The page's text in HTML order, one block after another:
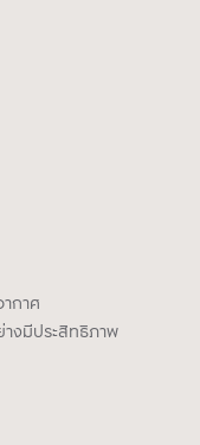
กาศ
างมีประสิทธิภาพ